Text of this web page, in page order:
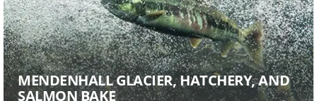
MENDENHALL GLACIER, HATCHERY, AND
SALMON BAKE